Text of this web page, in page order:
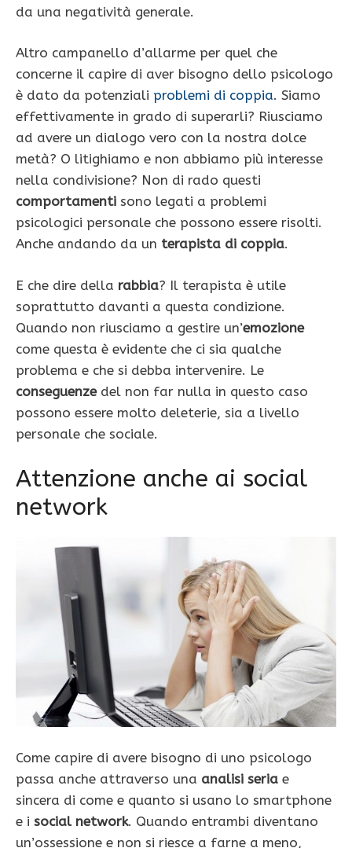
da una negatività generale.
Altro campanello d’allarme per quel che
concerne il capire di aver bisogno dello psicologo
è dato da potenziali problemi di coppia. Siamo
effettivamente in grado di superarli? Riusciamo
ad avere un dialogo vero con la nostra dolce
metà? O litighiamo e non abbiamo più interesse
nella condivisione? Non di rado questi
comportamenti sono legati a problemi
psicologici personale che possono essere risolti.
Anche andando da un terapista di coppia.
E che dire della rabbia? Il terapista è utile
soprattutto davanti a questa condizione.
Quando non riusciamo a gestire un’emozione
come questa è evidente che ci sia qualche
problema e che si debba intervenire. Le
conseguenzedel non far nulla in questo caso
possono essere molto deleterie, sia a livello
personale che sociale.
Attenzione anche ai social
network
Come capire di avere bisogno di uno psicologo
passa anche attraverso una analisi seria e
sincera di come e quanto si usano lo smartphone
e i social network. Quando entrambi diventano
un’ossessione e non si riesce a farne a meno,